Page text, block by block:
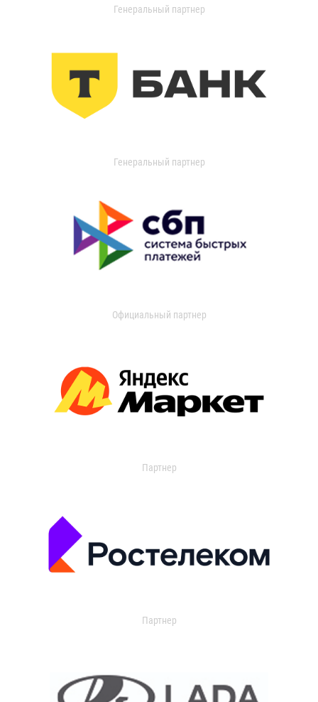
Генеральный партнер
Генеральный партнер
Официальный партнер
Партнер
Партнер